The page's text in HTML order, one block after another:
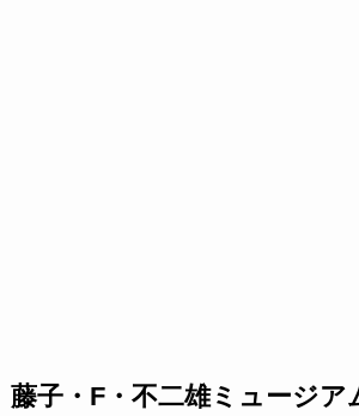
藤子・F・不二雄ミュージア